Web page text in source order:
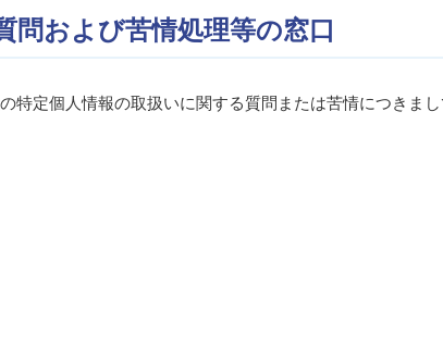
問および苦情処理等の窓口
特定個人情報の取扱いに関する質問または苦情につきま